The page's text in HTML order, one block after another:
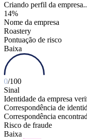
Criando perfil da
98%
Nome​ da​ empresa​
Roastery
Pontuação de risco
Baixa
0/100
Sinal
Identidade da empresa
Correspondência de
Correspondência
Risco de fraude
Baixa